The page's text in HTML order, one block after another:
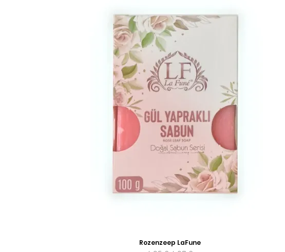
Rozenzeep LaFune